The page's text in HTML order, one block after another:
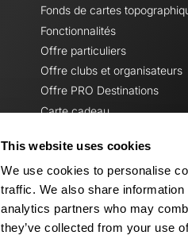
This website uses cookies
We use cookies to personalise
traffic. We also share
analytics partners who may
they’ve collected from your use
Fonds de cartes
Fonctionnalités
Offre particuliers
Offre clubs et organisateurs
Offre PRO Destinations
Carte cadeau